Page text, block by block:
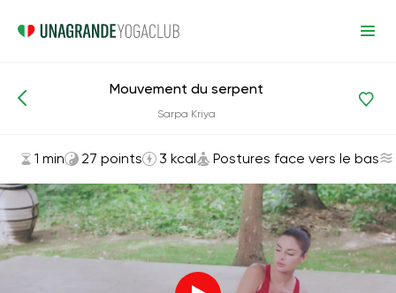
Postures face vers le bas
Mouvement du serpent
Sarpa Kriya
1 min 27 points 3 kcal Postures face vers le bas